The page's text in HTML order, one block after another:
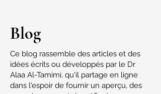
Blog
Ce blog rassemble des articles et des
idées écrits ou développés par le Dr
Alaa Al-Tamimi, qu'il partage en ligne
dans l'espoir de fournir un aperçu, des